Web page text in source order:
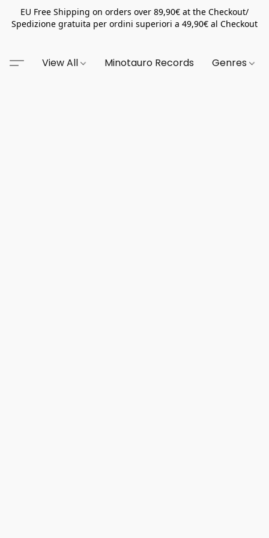
EU Free Shipping on orders over 89,90€ at the Checkout/
Spedizione gratuita per ordini superiori a 49,90€ al Checkout
View All Minotauro Records Genres